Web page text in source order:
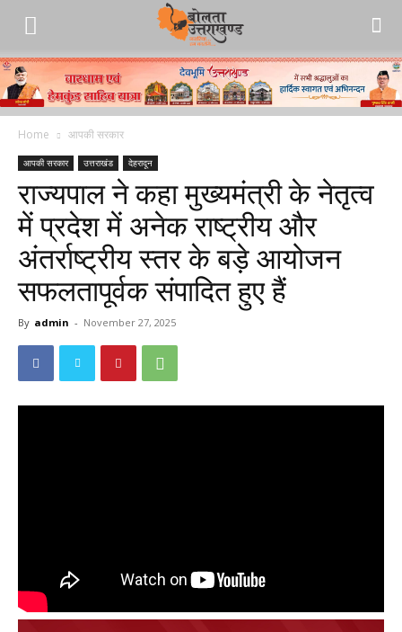
Home आपकी सरकार
आपकी सरकार उत्तराखंड देहरादून
राज्यपाल ने कहा मुख्यमंत्री के नेतृत्व
में प्रदेश में अनेक राष्ट्रीय और
अंतर्राष्ट्रीय स्तर के बड़े आयोजन
सफलतापूर्वक संपादित हुए हैं
By admin - November 27, 2025